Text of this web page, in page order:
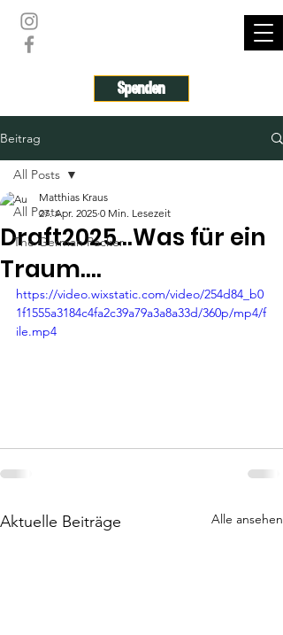
Spenden
Beitrag
All Posts
The German Packer
All Posts
Draft2025…Was für ein
Traum….
Matthias Kraus
27. Apr. 2025 0 Min. Lesezeit
https://video.wixstatic.com/video/254d84_b0
1f1555a3184c4fa2c39a79a3a8a33d/360p/mp4/f
ile.mp4
Aktuelle Beiträge Alle ansehen